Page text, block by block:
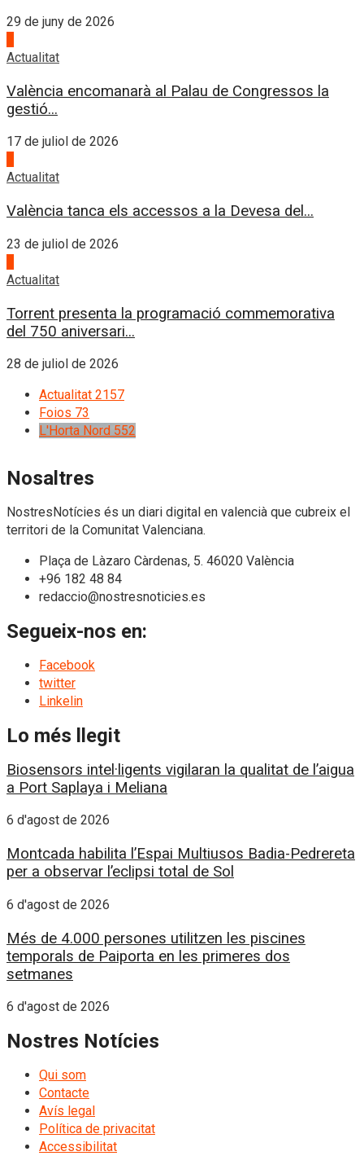
29 de juny de 2026
Actualitat
València encomanarà al Palau de Congressos la
gestió...
17 de juliol de 2026
Actualitat
València tanca els accessos a la Devesa del...
23 de juliol de 2026
Actualitat
Torrent presenta la programació commemorativa
del 750 aniversari...
28 de juliol de 2026
Actualitat 2157
Foios 73
L'Horta Nord 552
Nosaltres
NostresNotícies és un diari digital en valencià que cubreix el
territori de la Comunitat Valenciana.
Plaça de Làzaro Càrdenas, 5. 46020 València
+96 182 48 84
redaccio@nostresnoticies.es
Segueix-nos en:
Facebook
twitter
Linkelin
Lo més llegit
Biosensors intel·ligents vigilaran la qualitat de l’aigua
a Port Saplaya i Meliana
6 d'agost de 2026
Montcada habilita l’Espai Multiusos Badia-Pedrereta
per a observar l’eclipsi total de Sol
6 d'agost de 2026
Més de 4.000 persones utilitzen les piscines
temporals de Paiporta en les primeres dos
setmanes
6 d'agost de 2026
Nostres Notícies
Qui som
Contacte
Avís legal
Política de privacitat
Accessibilitat